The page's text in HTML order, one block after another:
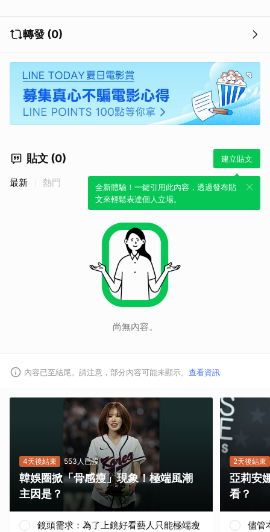
轉發 (0)
貼文 (0) 建立貼文
全新體驗！一鍵引用此內容，透過發布貼
文來輕鬆表達個人立場。
最新 熱門
尚無內容。
內容已至結尾。請注意，部分內容可能未顯示。 查看資訊
4天後結束 553人已投
韓娛圈掀「骨感瘦」現象！極端風潮
主因是？
鏡頭需求：為了上鏡好看藝人只能極端瘦
2天後結束
亞莉安
看？
儘管
取消